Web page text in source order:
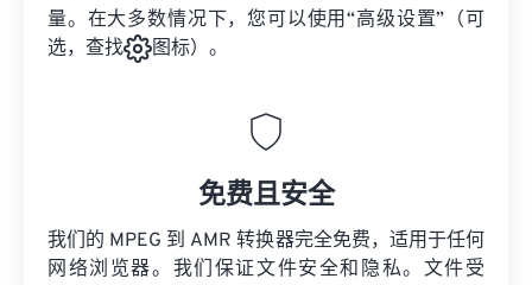
量。在大多数情况下，您可以使用“高级设置”（可
选，查找
图标）。
免费且安全
我们的 MPEG 到 AMR 转换器完全免费，适用于任何
网络浏览器。我们保证文件安全和隐私。文件受